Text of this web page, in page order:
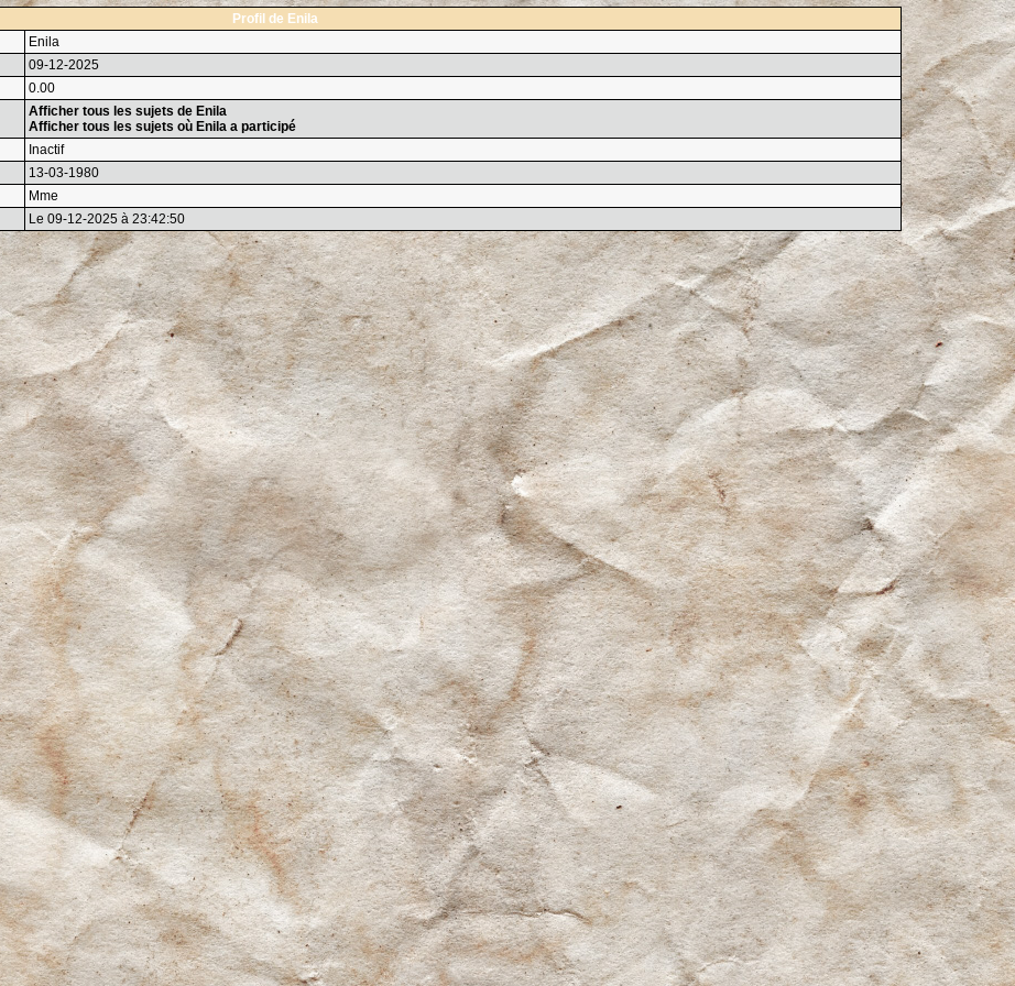
Profil de Enila
Enila
09-12-2025
0.00
Afficher tous les sujets de Enila
Afficher tous les sujets où Enila a participé
Inactif
13-03-1980
Mme
Le 09-12-2025 à 23:42:50